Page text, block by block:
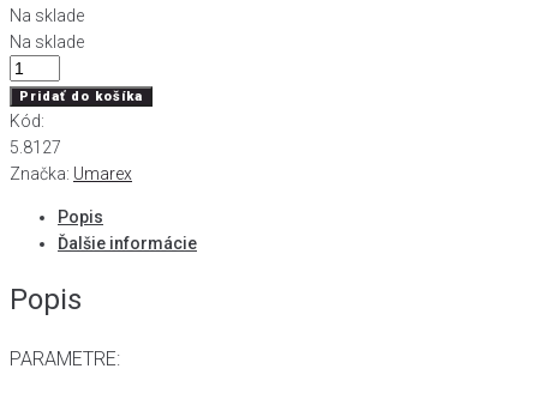
Na sklade
Na sklade
množstvo
Revolver
CO2
Legends
S40,
4,5mm
diab.
Pridať do košíka
Kód:
5.8127
Značka: Umarex
Popis
Ďalšie informácie
Popis
PARAMETRE: